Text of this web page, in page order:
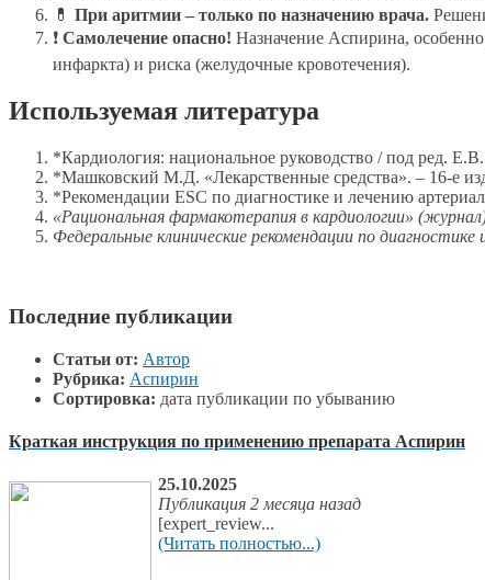
💊 При аритмии – только по назначению врача.
❗ Самолечение опасно! Назначение Аспирина,
инфаркта) и риска (желудочные кровотечения).
Используемая литература
*Кардиология: национальное руководство / под ред.
*Машковский М.Д. «Лекарственные средства». – 16-е
*Рекомендации ESC по диагностике и лечению
«Рациональная фармакотерапия в кардиологии»
Федеральные клинические рекомендации по
Последние публикации
Статьи от: Автор
Рубрика: Аспирин
Сортировка: дата публикации по убыванию
Краткая инструкция по применению препарата Аспирин
25.10.2025
Публикация 2 месяца назад
[expert_review...
(Читать полностью...)